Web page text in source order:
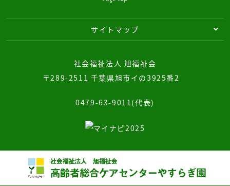
サイトマップ
社会福祉法人 旭福祉会
〒289-2511 千葉県旭市イの3925番2
0479-63-9011(代表)